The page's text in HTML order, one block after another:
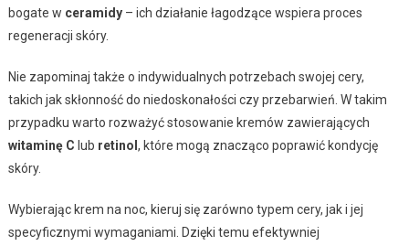
bogate w ceramidy– ich działanie łagodzące wspiera proces
regeneracji skóry.
Nie zapominaj także o indywidualnych potrzebach swojej cery,
takich jak skłonność do niedoskonałości czy przebarwień. W takim
przypadku warto rozważyć stosowanie kremów zawierających
witaminę C lub retinol , które mogą znacząco poprawić kondycję
skóry.
Wybierając krem na noc, kieruj się zarówno typem cery, jak i jej
specyficznymi wymaganiami. Dzięki temu efektywniej